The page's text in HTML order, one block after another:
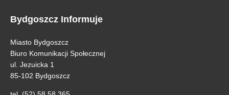
Bydgoszcz Informuje
Miasto Bydgoszcz
Biuro Komunikacji Społecznej
ul. Jezuicka 1
85-102 Bydgoszcz